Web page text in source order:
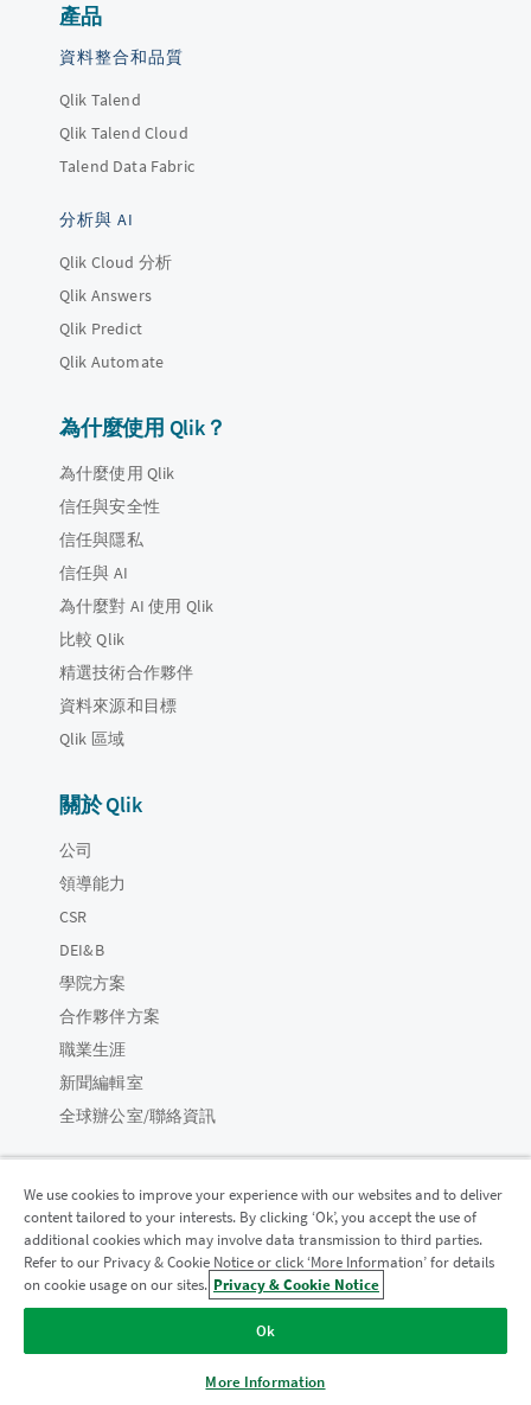
產品
資料整合和品質
Qlik Talend
Qlik Talend Cloud
Talend Data Fabric
分析與 AI
Qlik Cloud 分析
Qlik Answers
Qlik Predict
Qlik Automate
為什麼使用 Qlik？
為什麼使用 Qlik
信任與安全性
信任與隱私
信任與 AI
為什麼對 AI 使用 Qlik
比較 Qlik
精選技術合作夥伴
資料來源和目標
Qlik 區域
關於 Qlik
公司
領導能力
CSR
DEI&B
學院方案
合作夥伴方案
職業生涯
新聞編輯室
全球辦公室/聯絡資訊
Qlik 社群
法律合約 產品條款 Legal Policies
法律條規
Do Not Share My Info
We use cookies to improve your experience with our websites and to deliver
content tailored to your interests. By clicking ‘Ok’, you accept the use of
additional cookies which may involve data transmission to third parties.
Refer to our Privacy & Cookie Notice or click ‘More Information’ for details
on cookie usage on our sites. Privacy & Cookie Notice
Ok
More Information